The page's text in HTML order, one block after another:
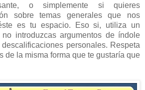
o simplemente si quieres
sobre temas generales que nos
es tu espacio. Eso si, utiliza un
no introduzcas argumentos de índole
personales. Respeta
de la misma forma que te gustaría que